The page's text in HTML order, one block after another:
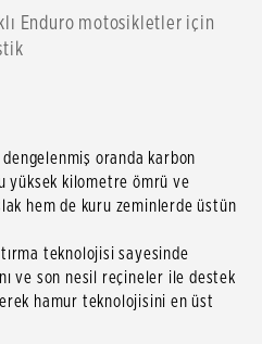
Enduro motosikletler için
oranda karbon
yüksek kilometre ömrü ve
hem de kuru zeminlerde üstün
teknolojisi sayesinde
ve son nesil reçineler ile destek
hamur teknolojisini en üst